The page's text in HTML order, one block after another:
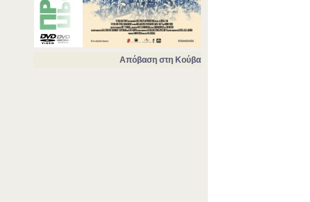
Απόβαση στη Κούβα